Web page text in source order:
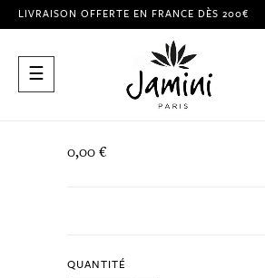
LIVRAISON OFFERTE EN FRANCE DÈS 200€
Basculer
la
☰
0,00 €
QUANTITÉ